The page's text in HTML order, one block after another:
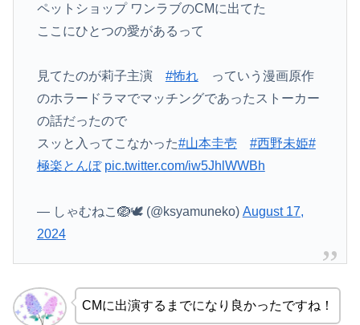
ペットショップ ワンラブのCMに出てた
ここにひとつの愛があるって
見てたのが莉子主演 #怖れっていう漫画原作
のホラードラマでマッチングであったストーカー
の話だったので
スッと入ってこなかった#山本圭壱 #西野未姫#
極楽とんぼ pic.twitter.com/iw5JhlWWBh
— しゃむねこ🪺🕊️ (@ksyamuneko) August 17,
2024
CMに出演するまでになり良かったですね！